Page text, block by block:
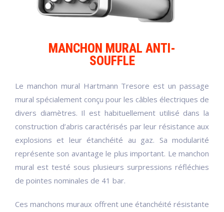
MANCHON MURAL ANTI-
SOUFFLE
Le manchon mural Hartmann Tresore est un passage
mural spécialement conçu pour les câbles électriques de
divers diamètres. Il est habituellement utilisé dans la
construction d’abris caractérisés par leur résistance aux
explosions et leur étanchéité au gaz. Sa modularité
représente son avantage le plus important. Le manchon
mural est testé sous plusieurs surpressions réfléchies
de pointes nominales de 41 bar.
Ces manchons muraux offrent une étanchéité résistante